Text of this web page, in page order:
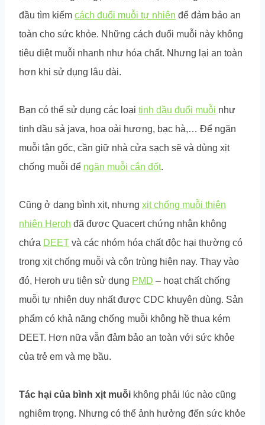
đầu tìm kiếm cách đuổi muỗi tự nhiên để đảm bảo an
toàn cho sức khỏe. Những cách đuổi muỗi này không
tiêu diệt muỗi nhanh như hóa chất. Nhưng lại an toàn
hơn khi sử dụng lâu dài.
Bạn có thể sử dụng các loại tinh dầu đuổi muỗi như
tinh dầu sả java, hoa oải hương, bạc hà,… Để ngăn
muỗi tận gốc, cần giữ nhà cửa sạch sẽ và dùng xịt
chống muỗi để ngăn muỗi cắn đốt.
Cũng ở dạng bình xịt, nhưng xịt chống muỗi thiên
nhiên Heroh đã được Quacert chứng nhận không
chứa DEET và các nhóm hóa chất độc hại thường có
trong xịt chống muỗi và côn trùng hiện nay. Thay vào
đó, Heroh ưu tiên sử dụng PMD – hoạt chất chống
muỗi tự nhiên duy nhất được CDC khuyên dùng. Sản
phẩm có khả năng chống muỗi không hề thua kém
DEET. Hơn nữa vẫn đảm bảo an toàn với sức khỏe
của trẻ em và mẹ bầu.
Tác hại của bình xịt muỗi không phải lúc nào cũng
nghiêm trọng. Nhưng có thể ảnh hưởng đến sức khỏe